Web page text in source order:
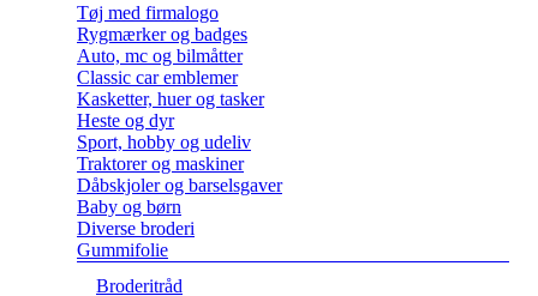
Tøj med firmalogo
Rygmærker og badges
Auto, mc og bilmåtter
Classic car emblemer
Kasketter, huer og tasker
Heste og dyr
Sport, hobby og udeliv
Traktorer og maskiner
Dåbskjoler og barselsgaver
Baby og børn
Diverse broderi
Gummifolie
Broderitråd